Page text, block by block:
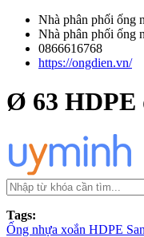
Nhà phân phối ống
Nhà phân phối ống
0866616768
https://ongdien.vn/
Ø 63 HDPE
Tags:
Ống nhựa xoắn HDPE